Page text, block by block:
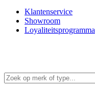
Klantenservice
Showroom
Loyaliteitsprogramma